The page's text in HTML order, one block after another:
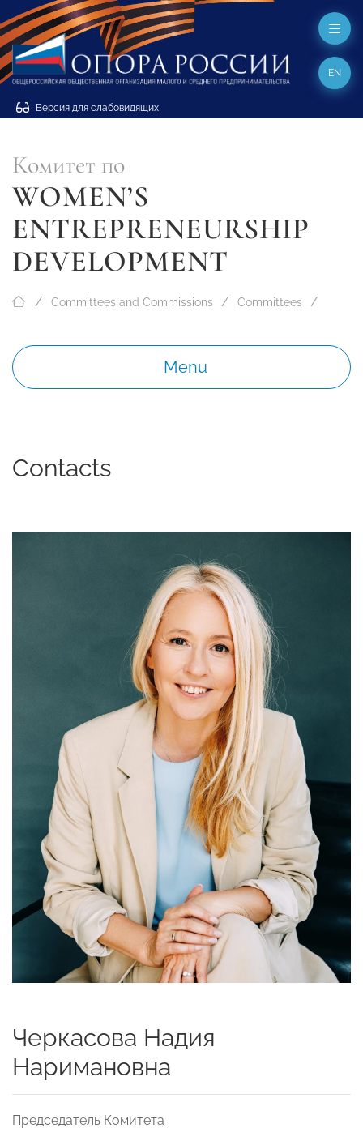
Версия для слабовидящих
EN
Комитет по
WOMEN’S
ENTREPRENEURSHIP
DEVELOPMENT
Committees and Commissions Committees
Menu
Contacts
Черкасова Надия
Наримановна
Председатель Комитета